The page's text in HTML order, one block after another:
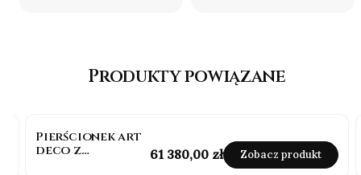
Produkty powiązane
Pierścionek art
deco z
Cena
61 380,00 zł Zobacz produkt